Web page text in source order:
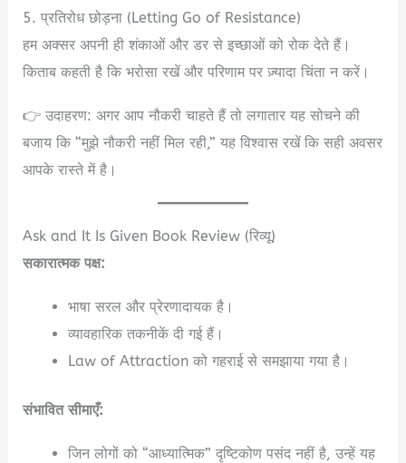
5. प्रतिरोध छोड़ना (Letting Go of Resistance)
हम अक्सर अपनी ही शंकाओं और डर से इच्छाओं को रोक देते हैं।
किताब कहती है कि भरोसा रखें और परिणाम पर ज़्यादा चिंता न करें।
👉 उदाहरण: अगर आप नौकरी चाहते हैं तो लगातार यह सोचने की
बजाय कि “मुझे नौकरी नहीं मिल रही,” यह विश्वास रखें कि सही अवसर
आपके रास्ते में है।
Ask and It Is Given Book Review (रिव्यू)
सकारात्मक पक्ष:
भाषा सरल और प्रेरणादायक है।
व्यावहारिक तकनीकें दी गई हैं।
Law of Attraction को गहराई से समझाया गया है।
संभावित सीमाएँ:
जिन लोगों को “आध्यात्मिक” दृष्टिकोण पसंद नहीं है, उन्हें यह